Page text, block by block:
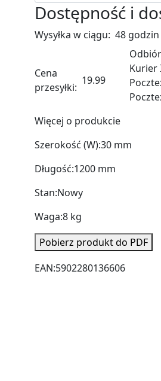
Dostępność i
Wysyłka w ciągu: 48 godzin
Cena
przesyłki:
19.99
Kurier
Więcej o produkcie
Szerokość (W):30 mm
Długość:1200 mm
Stan:Nowy
Waga:8 kg
Pobierz produkt do PDF
EAN:5902280136606